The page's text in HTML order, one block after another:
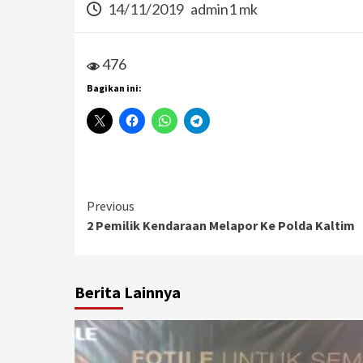
14/11/2019 admin1 mk
476
Bagikan ini:
Continue
Reading
Previous
2 Pemilik Kendaraan Melapor Ke Polda Kaltim
Berita Lainnya